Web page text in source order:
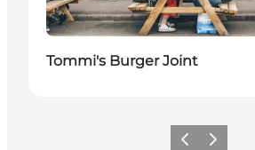
Tommi's Burger Joint
ForrigeNæste